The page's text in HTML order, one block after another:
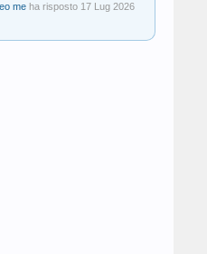
me ha risposto 17 Lug 2026